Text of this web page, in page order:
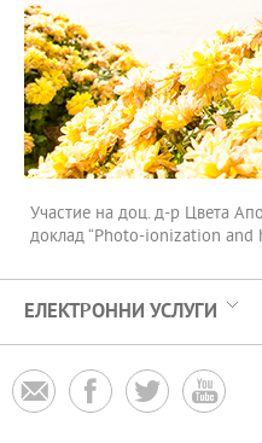
Участие на доц. д-р Цвета
доклад “Photo-ionization
ЕЛЕКТРОННИ УСЛУГИ
   